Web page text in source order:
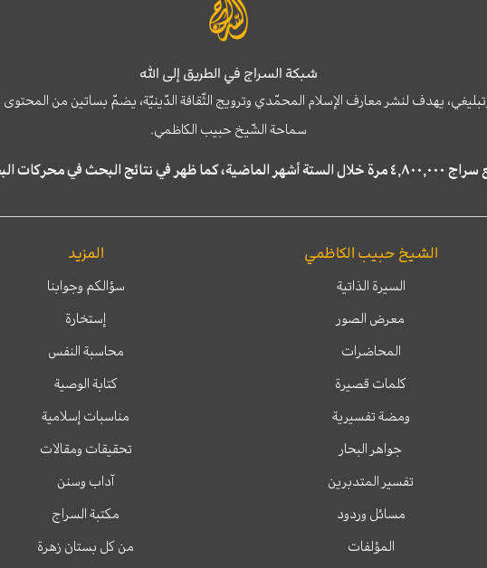
شبكة السراج في الطريق إلى الله
وتبليغي، يهدف لنشر معارف الإسلام المحمّدي وترويج الثّقافة الدّينيّة، يضمّ بساتين من
سماحة الشّيخ حبيب الكاظمي.
في محركات البحث٢٢,٢٩٠,٠٠٠ مرّة.
الشيخ حبيب الكاظمي
السيرة الذاتية
معرض الصور
المحاضرات
كلمات قصيرة
ومضة تفسيرية
جواهر البحار
تفسير المتدبرين
مسائل وردود
المؤلفات
المزيد
سؤالكم وجوابنا
إستخارة
محاسبة النفس
كتابة الوصية
مناسبات إسلامية
تحقيقات ومقالات
آداب وسنن
مكتبة السراج
من كل بستان زهرة